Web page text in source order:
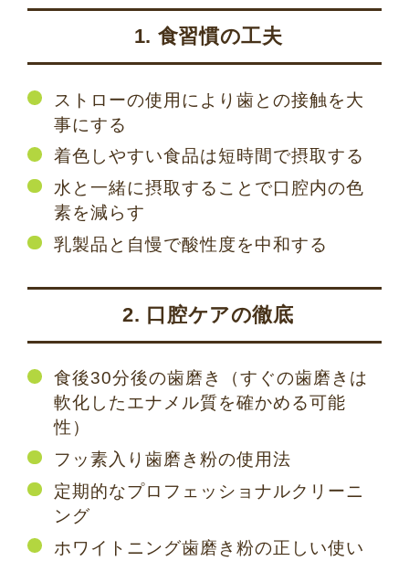
1. 食習慣の工夫
ストローの使用により歯との接触を大
事にする
着色しやすい食品は短時間で摂取する
水と一緒に摂取することで口腔内の色
素を減らす
乳製品と自慢で酸性度を中和する
2. 口腔ケアの徹底
食後30分後の歯磨き（すぐの歯磨きは
軟化したエナメル質を確かめる可能
性）
フッ素入り歯磨き粉の使用法
定期的なプロフェッショナルクリーニ
ング
ホワイトニング歯磨き粉の正しい使い